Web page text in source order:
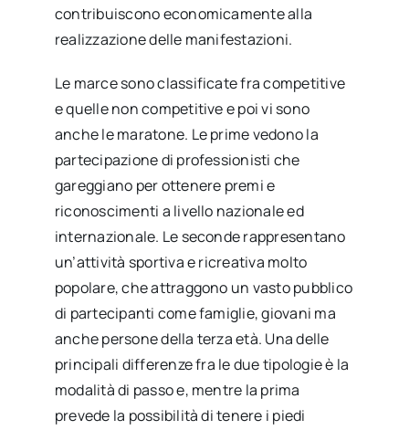
contribuiscono economicamente alla
realizzazione delle manifestazioni.
Le marce sono classificate fra competitive
e quelle non competitive e poi vi sono
anche le maratone. Le prime vedono la
partecipazione di professionisti che
gareggiano per ottenere premi e
riconoscimenti a livello nazionale ed
internazionale. Le seconde rappresentano
un’attività sportiva e ricreativa molto
popolare, che attraggono un vasto pubblico
di partecipanti come famiglie, giovani ma
anche persone della terza età. Una delle
principali differenze fra le due tipologie è la
modalità di passo e, mentre la prima
prevede la possibilità di tenere i piedi